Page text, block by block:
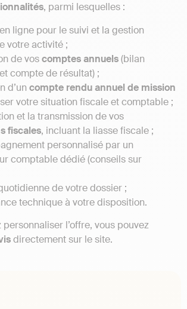
, parmi lesquelles :
ligne pour le suivi et la gestion
votre activité ;
de voscomptes annuels(bilan
compte de résultat) ;
d’un compte rendu annuel de mission
votre situation fiscale et comptable ;
et la transmission de vos
fiscales, incluant la liasse fiscale ;
personnalisé par un
comptable dédié (conseils sur
de votre dossier ;
technique à votre disposition.
l’offre, vous pouvez
directement sur le site.